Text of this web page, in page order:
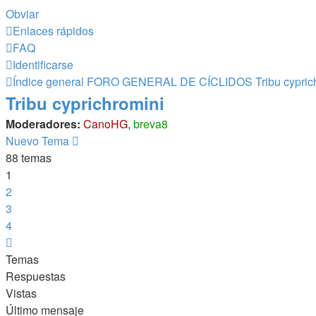
Obviar
Enlaces rápidos
FAQ
Identificarse
Índice general FORO GENERAL DE CÍCLIDOS Tribu
Tribu cyprichromini
Moderadores: CanoHG, breva8
Nuevo Tema
88 temas
1
2
3
4
Temas
Respuestas
Vistas
Último mensaje